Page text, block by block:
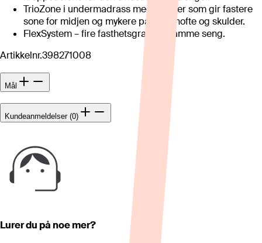
TrioZone i undermadrass med 3 soner som gir fastere
sone for midjen og mykere parti for hofte og skulder.
FlexSystem – fire fasthetsgrader i samme seng.
Artikkelnr.398271008
Mål
Kundeanmeldelser (0)
Lurer du på noe mer?